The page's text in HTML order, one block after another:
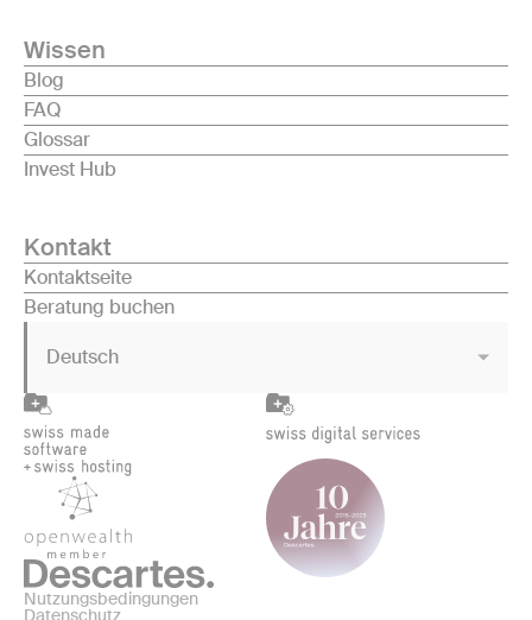
Wissen
Blog
FAQ
Glossar
Invest Hub
Kontakt
Kontaktseite
Beratung buchen
Deutsch
Nutzungsbedingungen
Datenschutz